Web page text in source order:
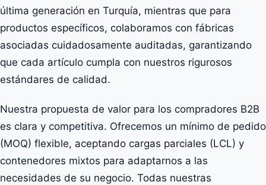
última generación en Turquía, mientras que para
productos específicos, colaboramos con fábricas
asociadas cuidadosamente auditadas, garantizando
que cada artículo cumpla con nuestros rigurosos
estándares de calidad.
Nuestra propuesta de valor para los compradores B2B
es clara y competitiva. Ofrecemos un mínimo de pedido
(MOQ) flexible, aceptando cargas parciales (LCL) y
contenedores mixtos para adaptarnos a las
necesidades de su negocio. Todas nuestras